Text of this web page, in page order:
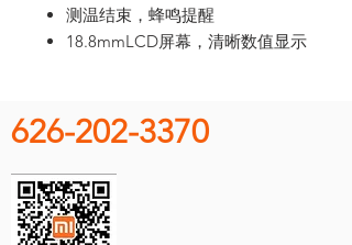
测温结束，蜂鸣提醒
18.8mmLCD屏幕，清晰数值显示
626-202-3370